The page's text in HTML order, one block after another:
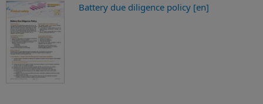
Battery due diligence policy [en]